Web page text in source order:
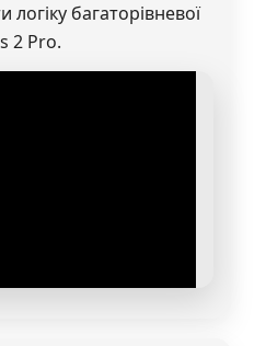
багаторівневої
2 Pro.